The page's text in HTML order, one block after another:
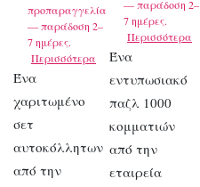
προπαραγγελία
— παράδοση 2–
7 ημέρες.
Περισσότερα
Ένα
χαριτωμένο
σετ
αυτοκόλλητων
από την
— παράδοση 2–
7 ημέρες.
Περισσότερα
Ένα
εντυπωσιακό
παζλ 1000
κομματιών
από την
εταιρεία